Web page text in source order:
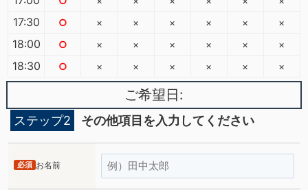
17:30
18:00
18:30
○
○
○
×
×
×
×
×
×
×
×
×
×
×
×
×
×
×
×
×
×
ご希望日:
ステップ2 その他項目を入力してください
お名前
必須